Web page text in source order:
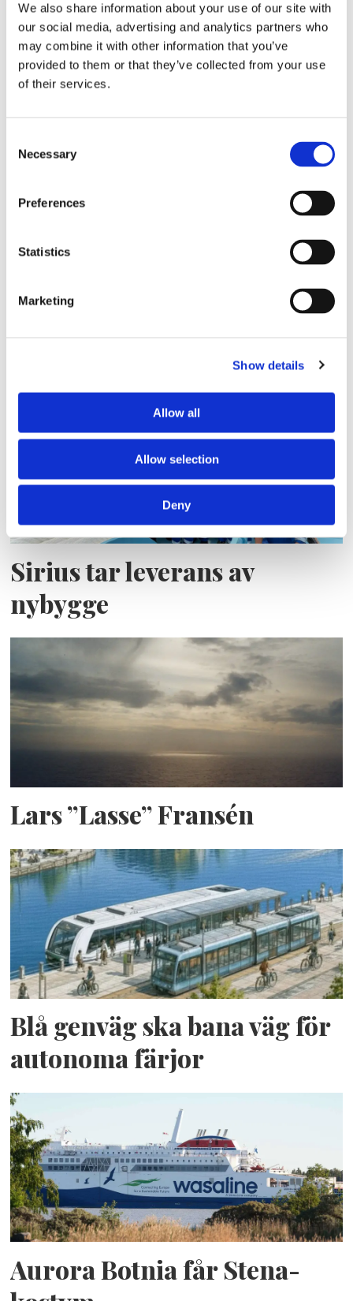
We also share information about your use of our site with
our social media, advertising and analytics partners who
may combine it with other information that you’ve
provided to them or that they’ve collected from your use
of their services.
Selection
Necessary
Preferences
Statistics
Marketing
Show details
Allow all
Allow selection
Deny
Eckerö tyngs av höga
bränslekostnader men
frakten fortsätter växa
Storaffären: Kongsberg
Sirius tar leverans av
nybygge
Lars ”Lasse” Fransén
Blå genväg ska bana väg för
autonoma färjor
Aurora Botnia får Stena-